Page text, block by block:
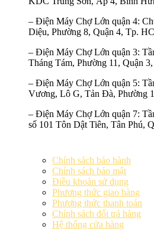
– Điện Máy Chợ Lớn quận 4:
Diệu, Phường 8, Quận 4, Tp.
– Điện Máy Chợ Lớn quận 3:
Tháng Tám, Phường 11, Quận
– Điện Máy Chợ Lớn quận 5:
Vương, Lô G, Tản Đà, Phường
– Điện Máy Chợ Lớn quận 7:
số 101 Tôn Dật Tiên, Tân Phú,
Chính sách bảo hành
Chính sách bảo mật
Điều khoản sử dụng
Phương thức giao hàng
Phương thức thanh toán
Chính sách đổi trả hàng
Hệ thống cửa hàng